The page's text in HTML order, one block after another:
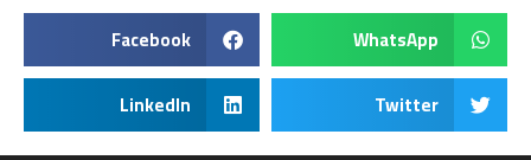
WhatsApp
Facebook
Twitter
LinkedIn